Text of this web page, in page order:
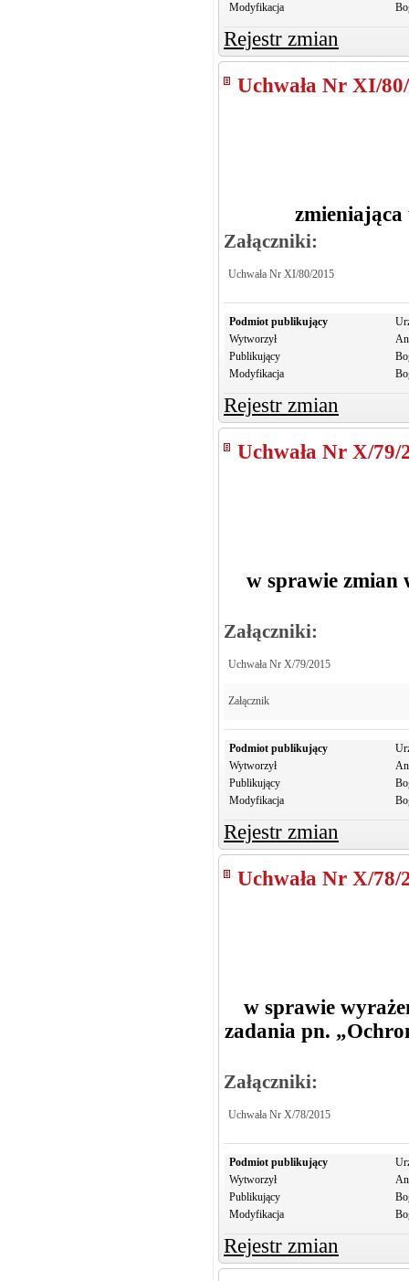
Modyfikacja
Rejestr zmian
Uchwała Nr XI/
zmieniająca
Załączniki:
Uchwała Nr XI/80/2015
Podmiot publikujący
Wytworzył
Publikujący
Modyfikacja
Rejestr zmian
Uchwała Nr X/79/
w sprawie zmian
Załączniki:
Uchwała Nr X/79/2015
Załącznik
Podmiot publikujący
Wytworzył
Publikujący
Modyfikacja
Rejestr zmian
Uchwała Nr X/78/
w sprawie
zadania pn.
Załączniki:
Uchwała Nr X/78/2015
Podmiot publikujący
Wytworzył
Publikujący
Modyfikacja
Rejestr zmian